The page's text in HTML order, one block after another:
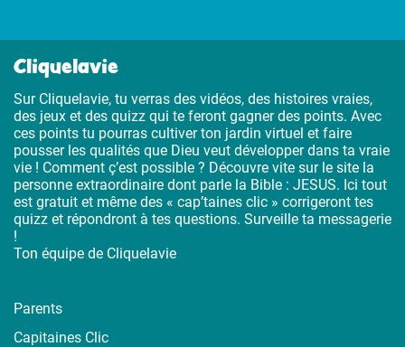
Cliquelavie
Sur Cliquelavie, tu verras des vidéos, des histoires vraies,
des jeux et des quizz qui te feront gagner des points. Avec
ces points tu pourras cultiver ton jardin virtuel et faire
pousser les qualités que Dieu veut développer dans ta vraie
vie ! Comment ç’est possible ? Découvre vite sur le site la
personne extraordinaire dont parle la Bible : JESUS. Ici tout
est gratuit et même des « cap’taines clic » corrigeront tes
quizz et répondront à tes questions. Surveille ta messagerie
!
Ton équipe de Cliquelavie
Parents
Capitaines Clic